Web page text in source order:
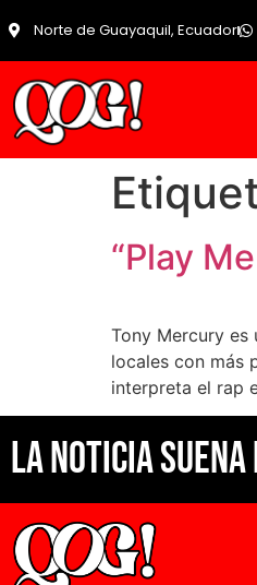
Norte de Guayaquil, Ecuador
“Play
Tony Mercury es
locales con más
interpreta el rap
La noticia suena